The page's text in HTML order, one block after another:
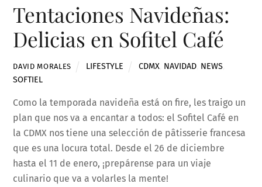
Tentaciones Navideñas:
Delicias en Sofitel Café
DAVID MORALES LIFESTYLE CDMX, NAVIDAD, NEWS,
SOFTIEL
Como la temporada navideña está on fire, les traigo un
plan que nos va a encantar a todos: el Sofitel Café en
la CDMX nos tiene una selección de pâtisserie francesa
que es una locura total. Desde el 26 de diciembre
hasta el 11 de enero, ¡prepárense para un viaje
culinario que va a volarles la mente!